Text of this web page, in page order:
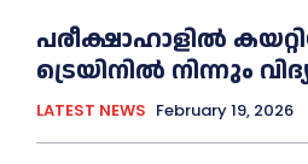
പരീക്ഷാഹാളിൽ
ട്രെയിനിൽ നിന്നും
LATEST NEWS February 19, 2026